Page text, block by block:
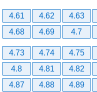
4.61 4.62 4.63
4.68
4.69 4.7
4.73 4.74 4.75
4.8
4.81 4.82
4.87
4.88 4.89